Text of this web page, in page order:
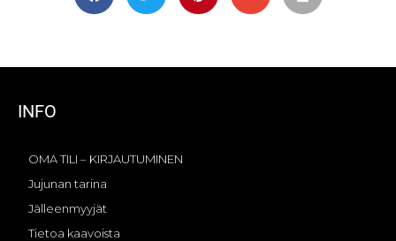
INFO
OMA TILI – KIRJAUTUMINEN
Jujunan tarina
Jälleenmyyjät
Tietoa kaavoista